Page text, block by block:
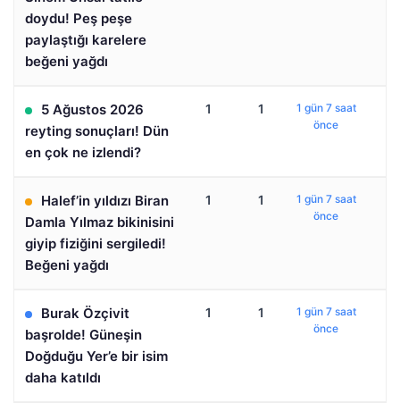
doydu! Peş peşe
paylaştığı karelere
beğeni yağdı
5 Ağustos 2026
reyting sonuçları! Dün
en çok ne izlendi?
1 1
1 gün 7 saat
önce
Halef’in yıldızı Biran
Damla Yılmaz bikinisini
giyip fiziğini sergiledi!
Beğeni yağdı
1 1
1 gün 7 saat
önce
Burak Özçivit
başrolde! Güneşin
Doğduğu Yer’e bir isim
daha katıldı
1 1
1 gün 7 saat
önce